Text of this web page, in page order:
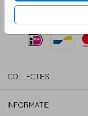
COLLECTIES
INFORMATIE